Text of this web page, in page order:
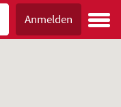
Anmelden